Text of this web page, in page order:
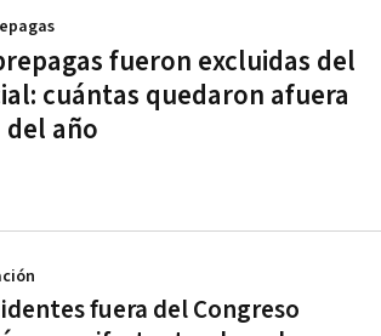
fueron excluidas del
cuántas quedaron afuera
del año
fuera del Congreso